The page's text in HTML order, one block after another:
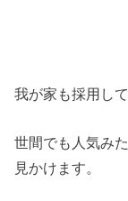
我が家も採用し
世間でも人気み
見かけます。